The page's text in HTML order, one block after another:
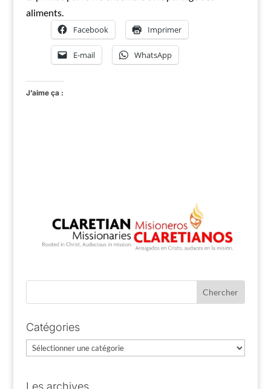
aliments.
Facebook Imprimer
E-mail WhatsApp
J’aime ça :
Catégories
Catégories